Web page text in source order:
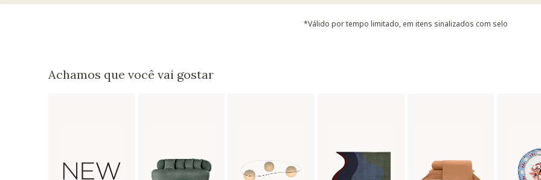
*Válido por tempo limitado, em itens sinalizados com selo
Achamos que você vai gostar